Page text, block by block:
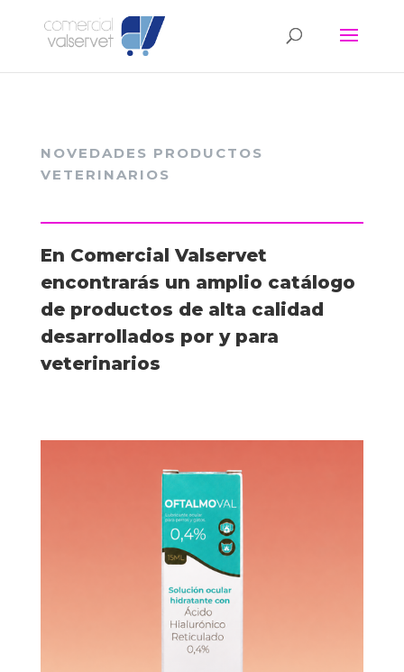
NOVEDADES PRODUCTOS
VETERINARIOS
En Comercial Valservet
encontrarás un amplio catálogo
de productos de alta calidad
desarrollados por y para
veterinarios